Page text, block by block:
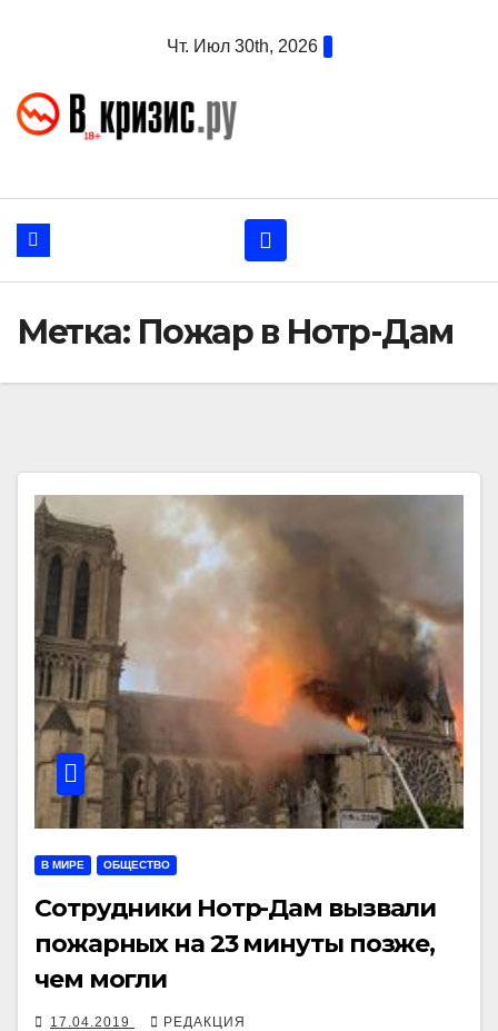
Чт. Июл 30th, 2026
Метка: Пожар в Нотр-Дам
В МИРЕ ОБЩЕСТВО
Сотрудники Нотр-Дам вызвали
пожарных на 23 минуты позже,
чем могли
17.04.2019 РЕДАКЦИЯ